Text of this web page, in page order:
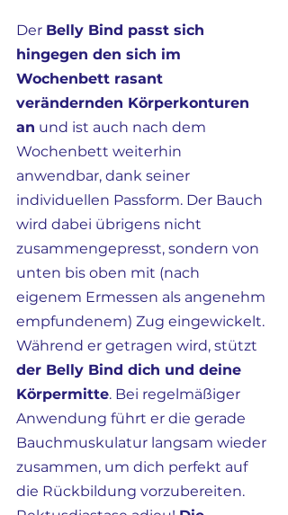
Der Belly Bind passt sich
hingegen den sich im
Wochenbett rasant
verändernden Körperkonturen
an und ist auch nach dem
Wochenbett weiterhin
anwendbar, dank seiner
individuellen Passform. Der Bauch
wird dabei übrigens nicht
zusammengepresst, sondern von
unten bis oben mit (nach
eigenem Ermessen als angenehm
empfundenem) Zug eingewickelt.
Während er getragen wird, stützt
der Belly Bind dich und deine
Körpermitte. Bei regelmäßiger
Anwendung führt er die gerade
Bauchmuskulatur langsam wieder
zusammen, um dich perfekt auf
die Rückbildung vorzubereiten.